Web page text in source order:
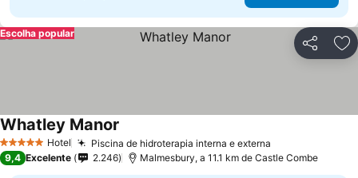
Partilhar
Escolha popular
5 Estrelas Hotel Piscina de hidroterapia interna e externa
Whatley Manor
9,4 Excelente 2.246 Malmesbury, a 11.1 km de Castle Combe